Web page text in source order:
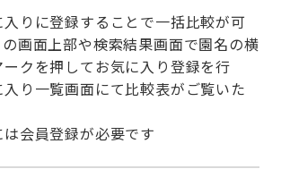
りに登録することで一括比較が可
画面上部や検索結果画面で園名の横
クを押してお気に入り登録を行
入り一覧画面にて比較表がご覧いた
会員登録が必要です